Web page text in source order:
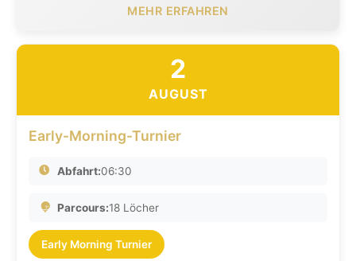
MEHR ERFAHREN
2
AUGUST
Early-Morning-Turnier
Abfahrt:06:30
Parcours:18 Löcher
Early Morning Turnier